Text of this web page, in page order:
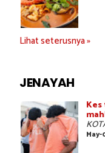
Lihat seterusnya »
JENAYAH